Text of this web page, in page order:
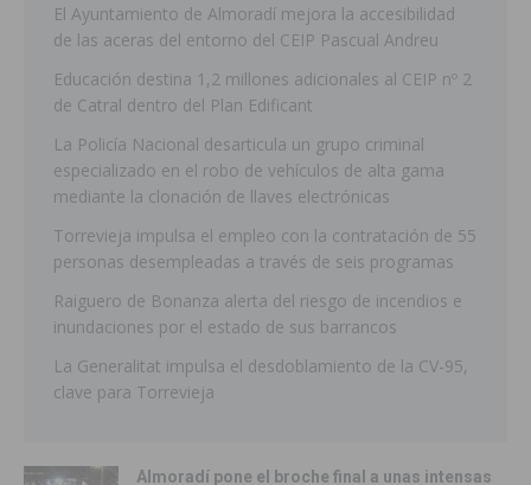
El Ayuntamiento de Almoradí mejora la accesibilidad
de las aceras del entorno del CEIP Pascual Andreu
Educación destina 1,2 millones adicionales al CEIP nº 2
de Catral dentro del Plan Edificant
La Policía Nacional desarticula un grupo criminal
especializado en el robo de vehículos de alta gama
mediante la clonación de llaves electrónicas
Torrevieja impulsa el empleo con la contratación de 55
personas desempleadas a través de seis programas
Raiguero de Bonanza alerta del riesgo de incendios e
inundaciones por el estado de sus barrancos
La Generalitat impulsa el desdoblamiento de la CV-95,
clave para Torrevieja
Almoradí pone el broche final a unas intensas